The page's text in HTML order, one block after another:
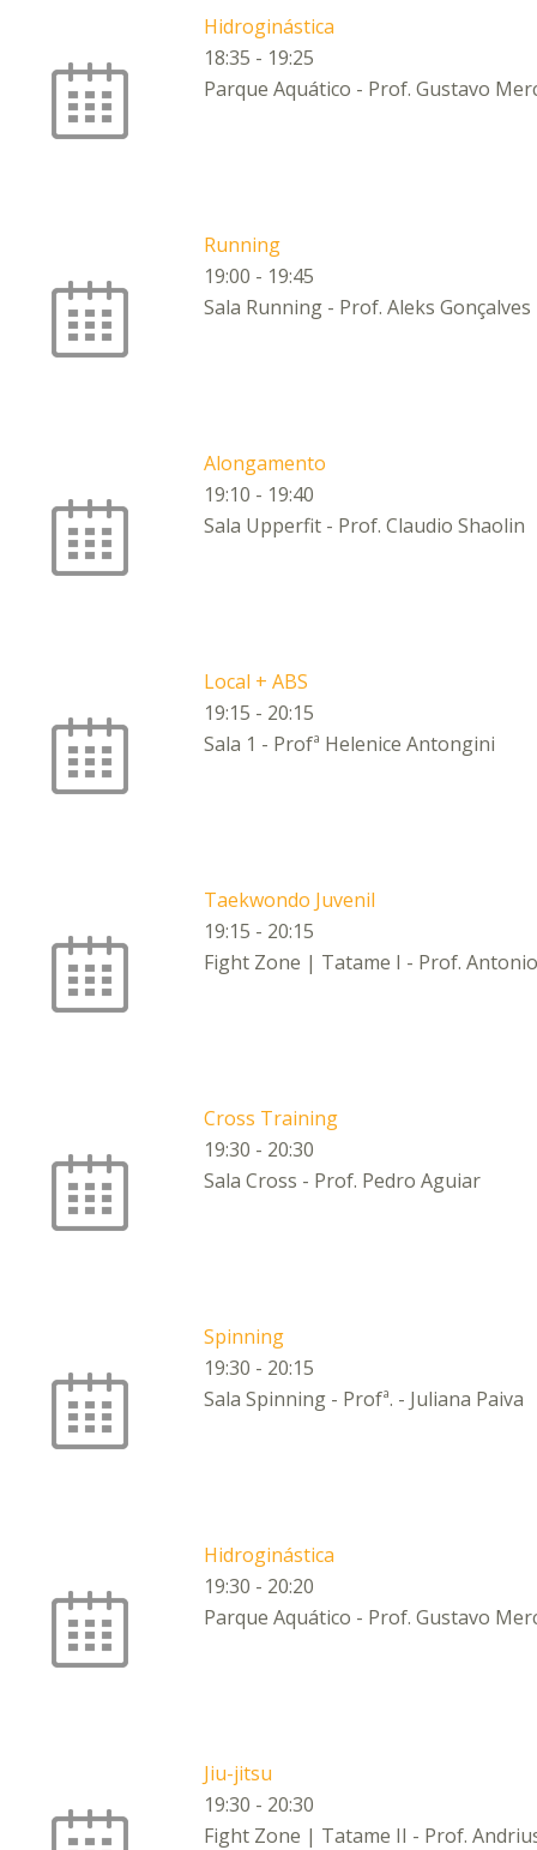
Hidroginástica
18:35 - 19:25
Parque Aquático - Prof. Gustavo
Running
19:00 - 19:45
Sala Running - Prof. Aleks Gonçalves
Alongamento
19:10 - 19:40
Sala Upperfit - Prof. Claudio Shaolin
Local + ABS
19:15 - 20:15
Sala 1 - Profª Helenice Antongini
Taekwondo Juvenil
19:15 - 20:15
Fight Zone | Tatame I - Prof.
Cross Training
19:30 - 20:30
Sala Cross - Prof. Pedro Aguiar
Spinning
19:30 - 20:15
Sala Spinning - Profª. - Juliana Paiva
Hidroginástica
19:30 - 20:20
Parque Aquático - Prof. Gustavo
Jiu-jitsu
19:30 - 20:30
Fight Zone | Tatame II - Prof.